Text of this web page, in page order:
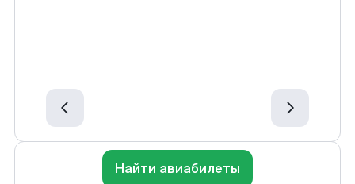
Найти авиабилеты